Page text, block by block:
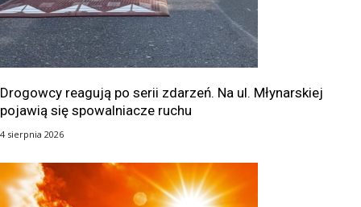
Drogowcy reagują po serii zdarzeń. Na ul. Młynarskiej
pojawią się spowalniacze ruchu
4 sierpnia 2026